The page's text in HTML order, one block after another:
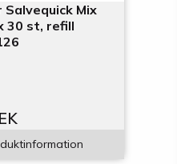
Mix
30 st, refill